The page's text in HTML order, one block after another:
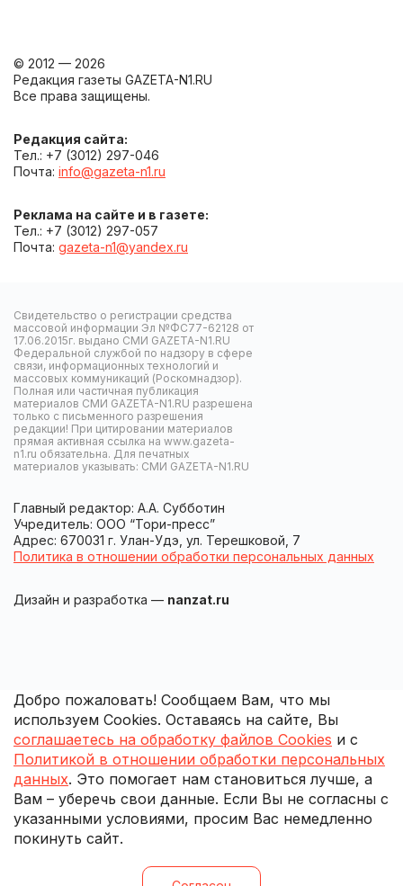
© 2012 — 2026
Редакция газеты GAZETA-N1.RU
Все права защищены.
Редакция сайта:
Тел.: +7 (3012) 297-046
Почта: info@gazeta-n1.ru
Реклама на сайте и в газете:
Тел.: +7 (3012) 297-057
Почта: gazeta-n1@yandex.ru
Свидетельство о регистрации средства
массовой информации Эл №ФС77-62128 от
17.06.2015г. выдано СМИ GAZETA-N1.RU
Федеральной службой по надзору в сфере
связи, информационных технологий и
массовых коммуникаций (Роскомнадзор).
Полная или частичная публикация
материалов СМИ GAZETA-N1.RU разрешена
только с письменного разрешения
редакции! При цитировании материалов
прямая активная ссылка на www.gazeta-
n1.ru обязательна. Для печатных
материалов указывать: СМИ GAZETA-N1.RU
Главный редактор: А.А. Субботин
Учредитель: ООО “Тори-пресс”
Адрес: 670031 г. Улан-Удэ, ул. Терешковой, 7
Политика в отношении обработки персональных данных
Дизайн и разработка — nanzat.ru
Добро пожаловать! Сообщаем Вам, что мы
используем Cookies. Оставаясь на сайте, Вы
соглашаетесь на обработку файлов Cookies и с
Политикой в отношении обработки персональных
данных. Это помогает нам становиться лучше, а
Вам – уберечь свои данные. Если Вы не согласны с
указанными условиями, просим Вас немедленно
покинуть сайт.